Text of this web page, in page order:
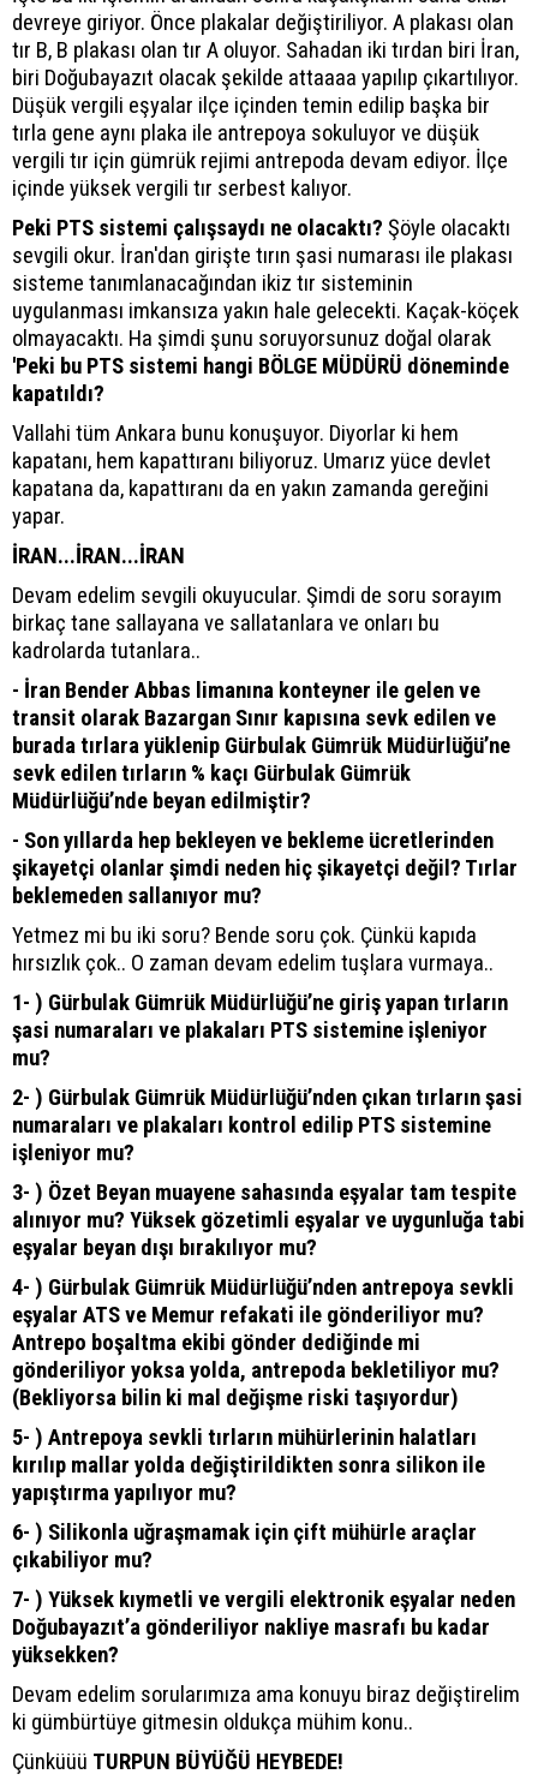
devreye giriyor. Önce plakalar değiştiriliyor. A plakası olan
tır B, B plakası olan tır A oluyor. Sahadan iki tırdan biri İran,
biri Doğubayazıt olacak şekilde attaaaa yapılıp çıkartılıyor.
Düşük vergili eşyalar ilçe içinden temin edilip başka bir
tırla gene aynı plaka ile antrepoya sokuluyor ve düşük
vergili tır için gümrük rejimi antrepoda devam ediyor. İlçe
içinde yüksek vergili tır serbest kalıyor.
Peki PTS sistemi çalışsaydı ne olacaktı? Şöyle olacaktı
sevgili okur. İran'dan girişte tırın şasi numarası ile plakası
sisteme tanımlanacağından ikiz tır sisteminin
uygulanması imkansıza yakın hale gelecekti. Kaçak-köçek
olmayacaktı. Ha şimdi şunu soruyorsunuz doğal olarak
'Peki bu PTS sistemi hangi BÖLGE MÜDÜRÜ döneminde
kapatıldı?
Vallahi tüm Ankara bunu konuşuyor. Diyorlar ki hem
kapatanı, hem kapattıranı biliyoruz. Umarız yüce devlet
kapatana da, kapattıranı da en yakın zamanda gereğini
yapar.
İRAN...İRAN...İRAN
Devam edelim sevgili okuyucular. Şimdi de soru sorayım
birkaç tane sallayana ve sallatanlara ve onları bu
kadrolarda tutanlara..
- İran Bender Abbas limanına konteyner ile gelen ve
transit olarak Bazargan Sınır kapısına sevk edilen ve
burada tırlara yüklenip Gürbulak Gümrük Müdürlüğü’ne
sevk edilen tırların % kaçı Gürbulak Gümrük
Müdürlüğü’nde beyan edilmiştir?
- Son yıllarda hep bekleyen ve bekleme ücretlerinden
şikayetçi olanlar şimdi neden hiç şikayetçi değil? Tırlar
beklemeden sallanıyor mu?
Yetmez mi bu iki soru? Bende soru çok. Çünkü kapıda
hırsızlık çok.. O zaman devam edelim tuşlara vurmaya..
1- ) Gürbulak Gümrük Müdürlüğü’ne giriş yapan tırların
şasi numaraları ve plakaları PTS sistemine işleniyor
mu?
2- ) Gürbulak Gümrük Müdürlüğü’nden çıkan tırların şasi
numaraları ve plakaları kontrol edilip PTS sistemine
işleniyor mu?
3- ) Özet Beyan muayene sahasında eşyalar tam tespite
alınıyor mu? Yüksek gözetimli eşyalar ve uygunluğa tabi
eşyalar beyan dışı bırakılıyor mu?
4- ) Gürbulak Gümrük Müdürlüğü’nden antrepoya sevkli
eşyalar ATS ve Memur refakati ile gönderiliyor mu?
Antrepo boşaltma ekibi gönder dediğinde mi
gönderiliyor yoksa yolda, antrepoda bekletiliyor mu?
(Bekliyorsa bilin ki mal değişme riski taşıyordur)
5- ) Antrepoya sevkli tırların mühürlerinin halatları
kırılıp mallar yolda değiştirildikten sonra silikon ile
yapıştırma yapılıyor mu?
6- ) Silikonla uğraşmamak için çift mühürle araçlar
çıkabiliyor mu?
7- ) Yüksek kıymetli ve vergili elektronik eşyalar neden
Doğubayazıt’a gönderiliyor nakliye masrafı bu kadar
yüksekken?
Devam edelim sorularımıza ama konuyu biraz değiştirelim
ki gümbürtüye gitmesin oldukça mühim konu..
Çünküüü TURPUN BÜYÜĞÜ HEYBEDE!